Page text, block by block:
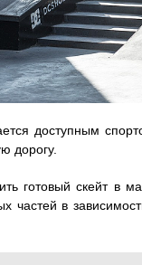
доступным
дорогу.
готовый скейт в
частей в